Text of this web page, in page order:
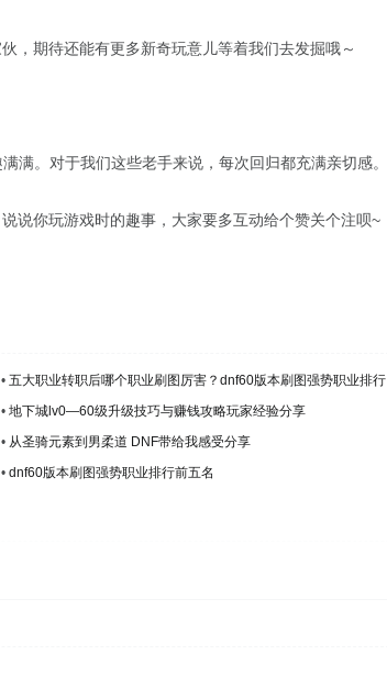
，期待还能有更多新奇玩意儿等着我们去发掘哦～
满。对于我们这些老手来说，每次回归都充满亲切感。
说你玩游戏时的趣事，大家要多互动给个赞关个注呗~
• 五大职业转职后哪个职业刷图厉害？dnf60版本刷图强势职业排行
• 地下城lv0—60级升级技巧与赚钱攻略玩家经验分享
• 从圣骑元素到男柔道 DNF带给我感受分享
• dnf60版本刷图强势职业排行前五名